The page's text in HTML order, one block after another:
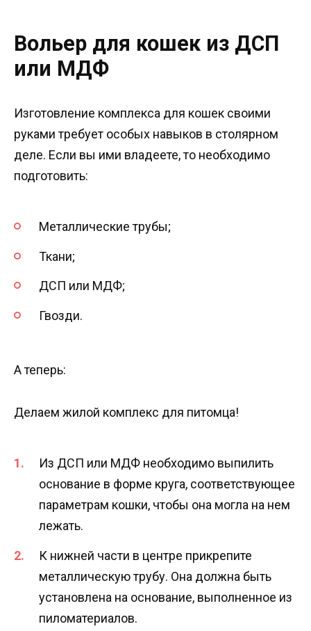
Вольер для кошек из ДСП
или МДФ
Изготовление комплекса для кошек своими
руками требует особых навыков в столярном
деле. Если вы ими владеете, то необходимо
подготовить:
Металлические трубы;
Ткани;
ДСП или МДФ;
Гвозди.
А теперь:
Делаем жилой комплекс для питомца!
Из ДСП или МДФ необходимо выпилить
основание в форме круга, соответствующее
параметрам кошки, чтобы она могла на нем
лежать.
К нижней части в центре прикрепите
металлическую трубу. Она должна быть
установлена на основание, выполненное из
пиломатериалов.